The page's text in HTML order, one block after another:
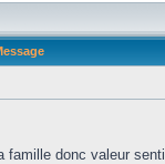
donc valeur